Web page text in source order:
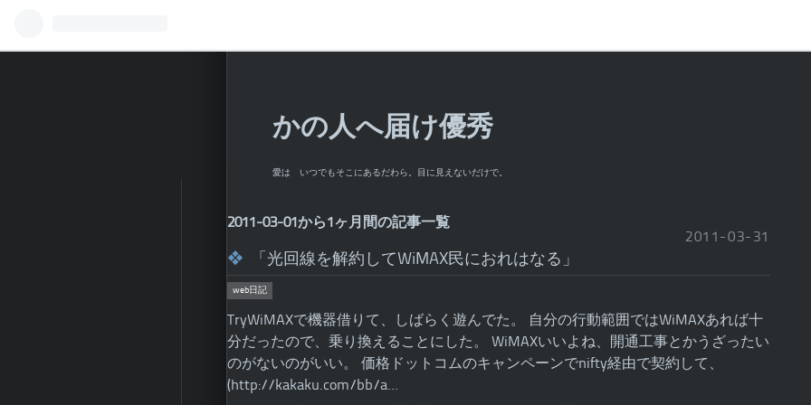
かの人へ届け優秀
愛は いつでもそこにあるだわら。目に見えないだけで。
2011-03-01から1ヶ月間の記事一覧
2011 -03- 31
「光回線を解約してWiMAX民におれはなる」
web日記
TryWiMAXで機器借りて、しばらく遊んでた。 自分の行動範囲ではWiMAXあれば十
分だったので、乗り換えることにした。 WiMAXいいよね、開通工事とかうざったい
のがないのがいい。 価格ドットコムのキャンペーンでnifty経由で契約して、
(http://kakaku.com/bb/a…